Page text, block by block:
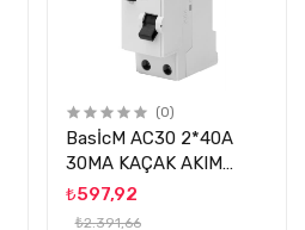
(0)
BasİcM AC30 2*40A
30MA KAÇAK AKIM
ROLESİ ABB
₺597,92
₺2.391,66